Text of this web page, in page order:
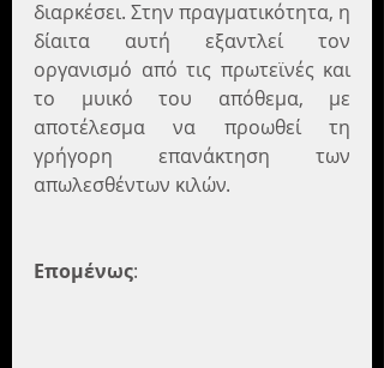
διαρκέσει. Στην πραγματικότητα, η
δίαιτα αυτή εξαντλεί τον
οργανισμό από τις πρωτεϊνές και
το μυικό του απόθεμα, με
αποτέλεσμα να προωθεί τη
γρήγορη επανάκτηση των
απωλεσθέντων κιλών.
Επομένως: